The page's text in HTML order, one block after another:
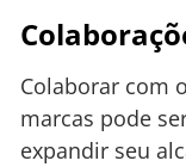
Colaborar com
marcas pode
expandir seu